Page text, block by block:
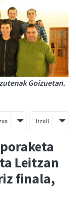
Goizuetan.
Itzuli
Leitzan
finala,